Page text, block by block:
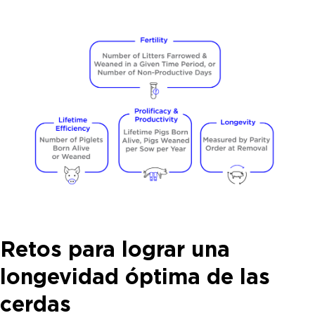
Retos para lograr una
longevidad óptima de las
cerdas